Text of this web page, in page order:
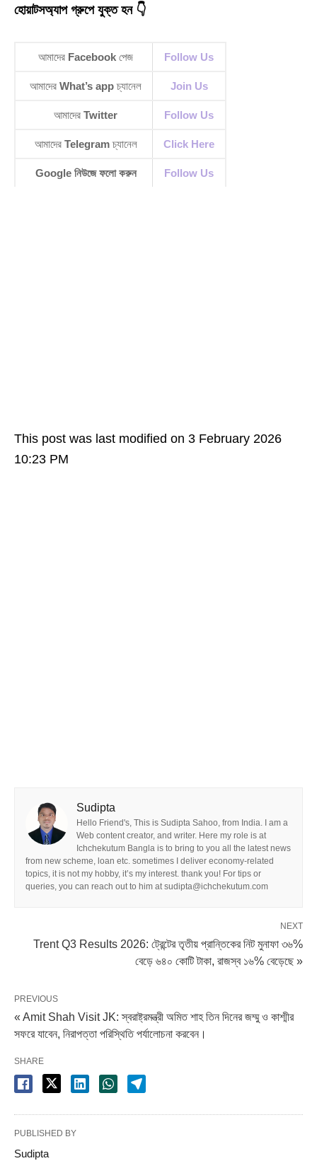
হোয়াটসঅ্যাপ গ্রুপে যুক্ত হন 👇
আমাদের Facebook পেজ Follow Us
আমাদের What’s appচ্যানেল Join Us
আমাদের Twitter Follow Us
আমাদের Telegramচ্যানেল Click Here
Google নিউজে ফলো করুন Follow Us
This post was last modified on 3 February 2026
10:23 PM
Sudipta
Hello Friend's, This is Sudipta Sahoo, from India. I am a
Web content creator, and writer. Here my role is at
Ichchekutum Bangla is to bring to you all the latest news
from new scheme, loan etc. sometimes I deliver economy-related
topics, it is not my hobby, it’s my interest. thank you! For tips or
queries, you can reach out to him at sudipta@ichchekutum.com
NEXT
Trent Q3 Results 2026: ট্রেন্টের তৃতীয় প্রান্তিকের নিট মুনাফা ৩৬%
বেড়ে ৬৪০ কোটি টাকা, রাজস্ব ১৬% বেড়েছে »
PREVIOUS
« Amit Shah Visit JK: স্বরাষ্ট্রমন্ত্রী অমিত শাহ তিন দিনের জম্মু ও কাশ্মীর
সফরে যাবেন, নিরাপত্তা পরিস্থিতি পর্যালোচনা করবেন।
SHARE
PUBLISHED BY
Sudipta